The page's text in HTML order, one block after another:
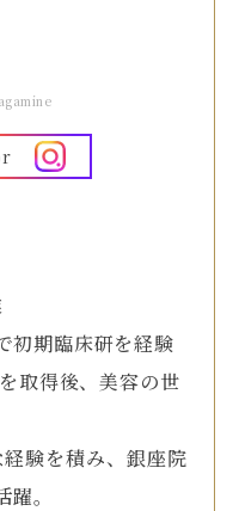
初期臨床研を経験
取得後、美容の世
験を積み、銀座院
。